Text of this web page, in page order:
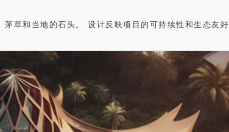
草和当地的石头。 设计反映项目的可持续性和生态友好